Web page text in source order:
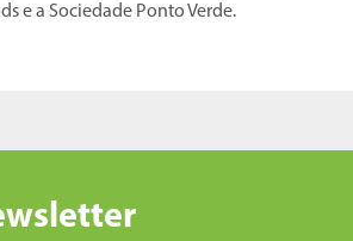
e a Sociedade Ponto Verde.